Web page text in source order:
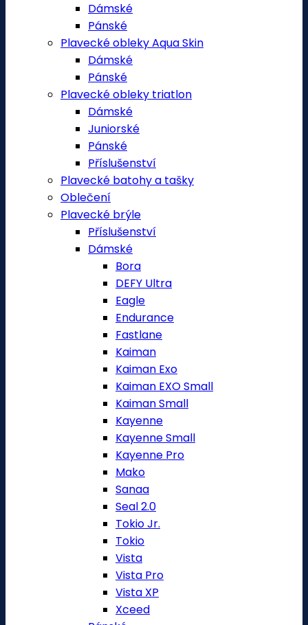
Dámské
Pánské
Plavecké obleky Aqua Skin
Dámské
Pánské
Plavecké obleky triatlon
Dámské
Juniorské
Pánské
Příslušenství
Plavecké batohy a tašky
Oblečení
Plavecké brýle
Příslušenství
Dámské
Bora
DEFY Ultra
Eagle
Endurance
Fastlane
Kaiman
Kaiman Exo
Kaiman EXO Small
Kaiman Small
Kayenne
Kayenne Small
Kayenne Pro
Mako
Sanaa
Seal 2.0
Tokio Jr.
Tokio
Vista
Vista Pro
Vista XP
Xceed